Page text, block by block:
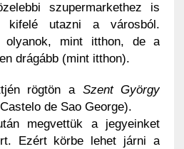
szupermarkethez is
utazni a városból.
olyanok, mint itthon, de a
drágább (mint itthon).
rögtön a Szent György
de Sao George).
megvettük a jegyeinket
Ezért körbe lehet járni a